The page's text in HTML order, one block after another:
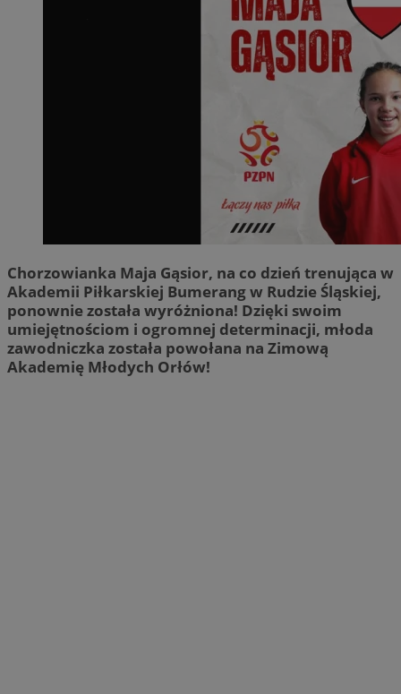
Chorzowianka Maja Gąsior, na co dzień trenująca w
Akademii Piłkarskiej Bumerang w Rudzie Śląskiej,
ponownie została wyróżniona! Dzięki swoim
umiejętnościom i ogromnej determinacji, młoda
zawodniczka została powołana na Zimową
Akademię Młodych Orłów!